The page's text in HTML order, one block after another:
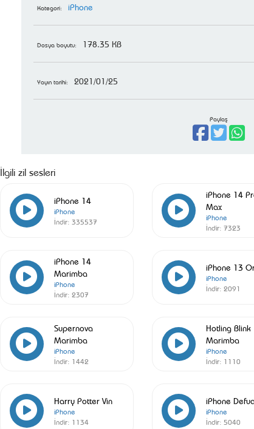
Kategori: iPhone
Dosya boyutu: 178.35 KB
Yayın tarihi: 2021/01/25
Paylaş
İlgili zil sesleri
iPhone 14
iPhone
İndir: 335537
iPhone 14
Max
iPhone
İndir: 7323
iPhone 14
Marimba
iPhone
İndir: 2307
iPhone 13
iPhone
İndir: 2091
Supernova
Marimba
iPhone
İndir: 1442
Hotling Blink
Marimba
iPhone
İndir: 1110
Harry Potter Vin
iPhone
İndir: 1134
iPhone
iPhone
İndir: 5040